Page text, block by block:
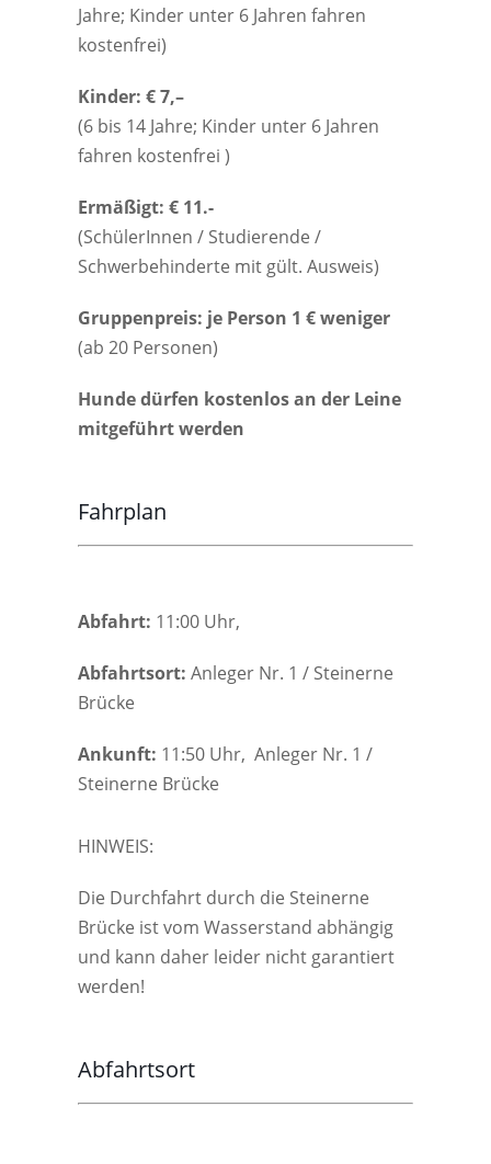
Jahre; Kinder unter 6 Jahren fahren
kostenfrei)
Kinder: € 7,–
(6 bis 14 Jahre; Kinder unter 6 Jahren
fahren kostenfrei )
Ermäßigt: € 11.-
(SchülerInnen / Studierende /
Schwerbehinderte mit gült. Ausweis)
Gruppenpreis: je Person 1 € weniger
(ab 20 Personen)
Hunde dürfen kostenlos an der Leine
mitgeführt werden
Fahrplan
Abfahrt: 11:00 Uhr,
Abfahrtsort: Anleger Nr. 1 / Steinerne
Brücke
Ankunft: 11:50 Uhr, Anleger Nr. 1 /
Steinerne Brücke
HINWEIS:
Die Durchfahrt durch die Steinerne
Brücke ist vom Wasserstand abhängig
und kann daher leider nicht garantiert
werden!
Abfahrtsort